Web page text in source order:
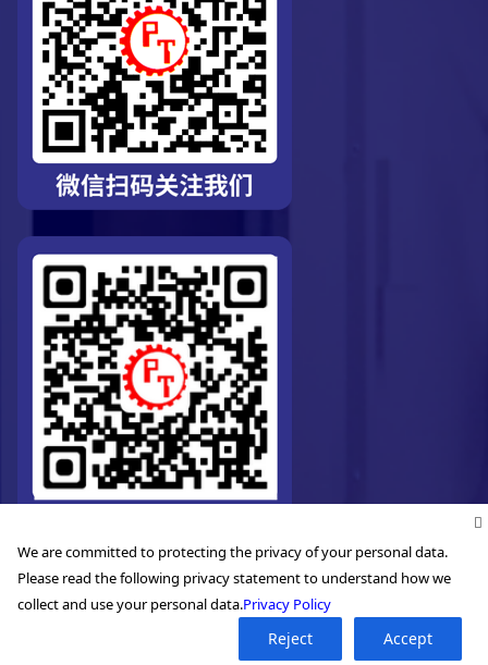
©2026. Pro-Technic Machinery Ltd. All right reserved.
We are committed to protecting the privacy of your personal data.
Please read the following privacy statement to understand how we
collect and use your personal data.Privacy Policy
Reject Accept